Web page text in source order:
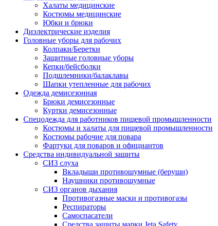
Халаты медицинские
Костюмы медицинские
Юбки и брюки
Диэлектрические изделия
Головные уборы для рабочих
Колпаки/Беретки
Защитные головные уборы
Кепки/бейсболки
Подшлемники/балаклавы
Шапки утепленные для рабочих
Одежда демисезонная
Брюки демисезонные
Куртки демисезонные
Спецодежда для работников пищевой промышленности
Костюмы и халаты для пищевой промышленности
Костюмы рабочие для повара
Фартуки для поваров и официантов
Средства индивидуальной защиты
СИЗ слуха
Вкладыши противошумные (беруши)
Наушники противошумные
СИЗ органов дыхания
Противогазные маски и противогазы
Респираторы
Самоспасатели
Средства защиты марки Jeta Safety